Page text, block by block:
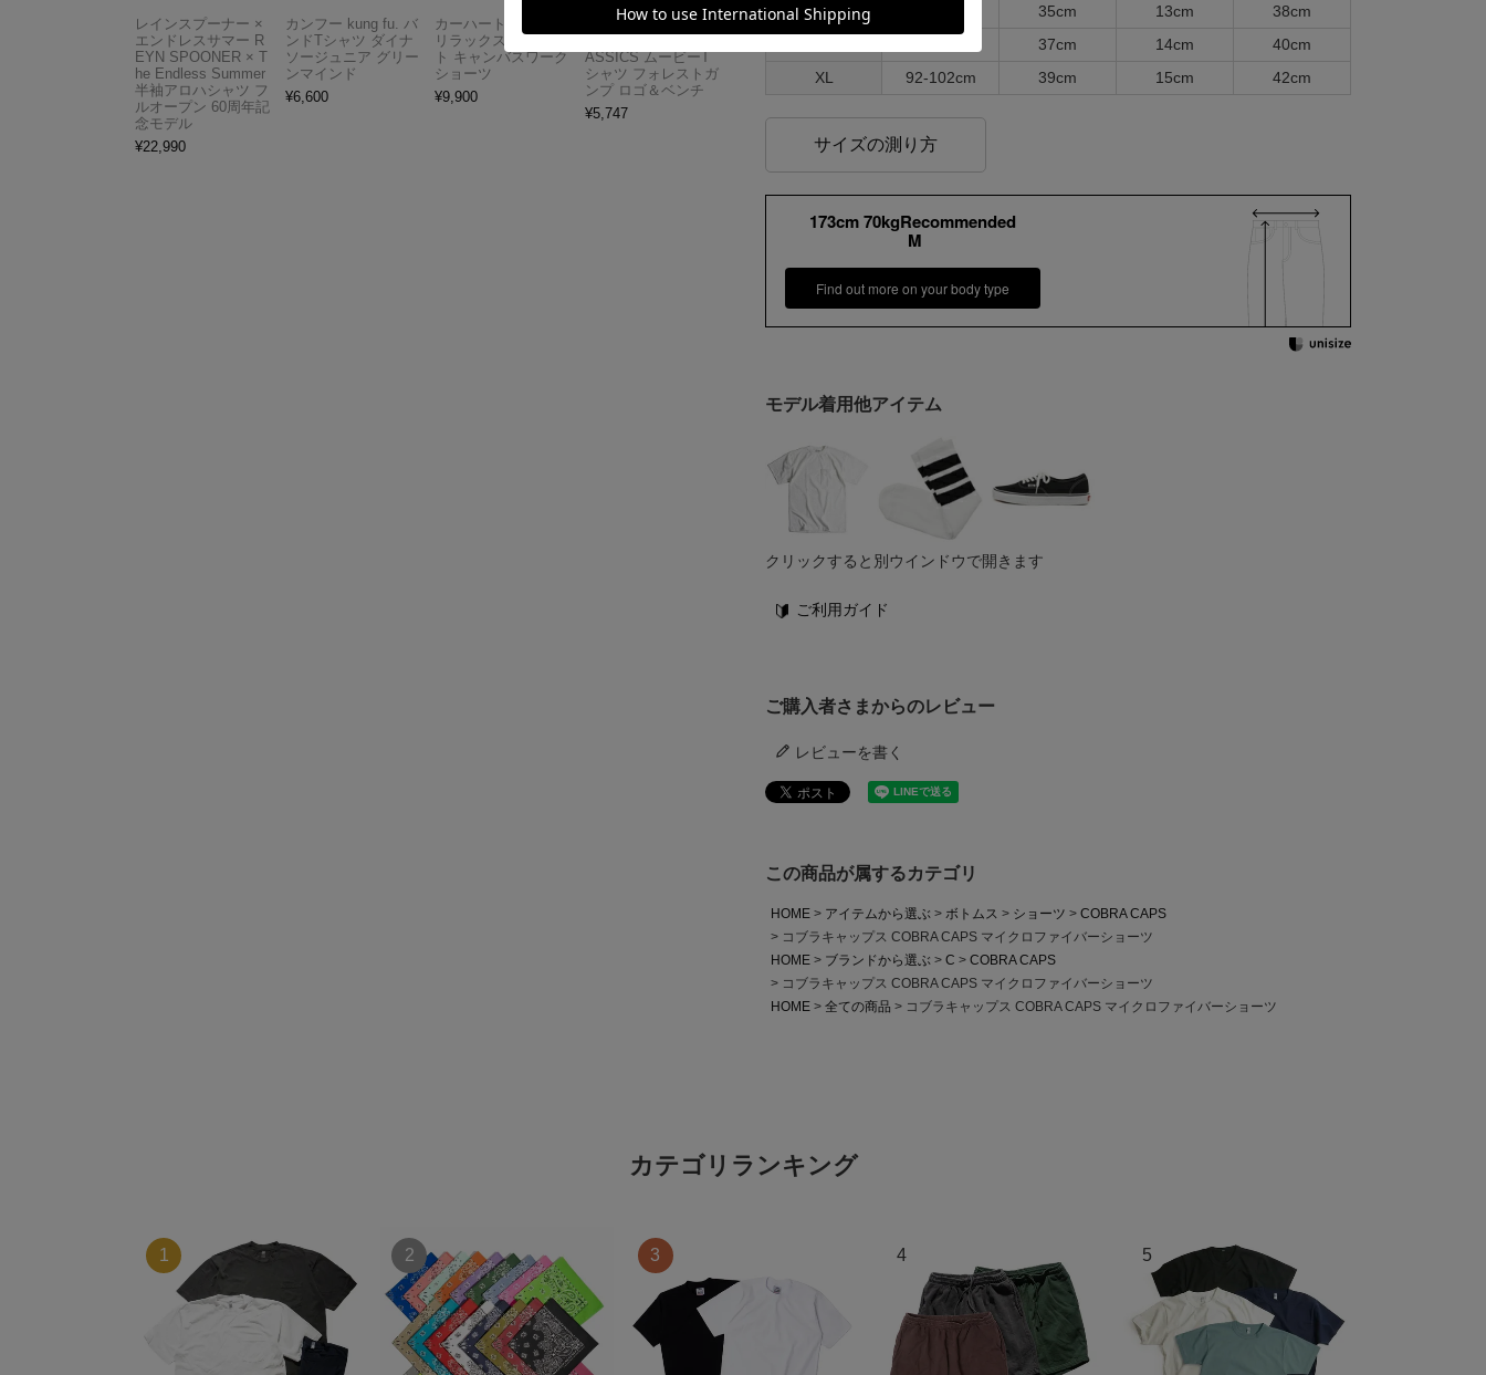
M
35cm 13cm
38cm
37cm 14cm
40cm
XL
92-102cm 39cm 15cm 42cm
サイズの測り方
173cm 70kgRecommended
M
Find out more on your body type
モデル着用他アイテム
クリックすると別ウインドウで開きます
ご利用ガイド
ご購入者さまからのレビュー
レビューを書く
この商品が属するカテゴリ
HOME アイテムから選ぶ ボトムス ショーツ
COBRA CAPS
コブラキャップス COBRA CAPS マイクロファイバーショーツ
HOME
ブランドから選ぶ C
COBRA CAPS
コブラキャップス COBRA CAPS マイクロファイバーショーツ
HOME
全ての商品 コブラキャップス COBRA CAPS マイクロファイバーショーツ
レインスプーナー ×
エンドレスサマー R
EYN SPOONER × T
he Endless Summer
半袖アロハシャツ フ
ルオープン 60周年記
念モデル
¥22,990
カンフー kung fu. バ
ンドTシャツ ダイナ
ソージュニア グリー
ンマインド
¥6,600
カーハート Carhartt
リラックスドフィッ
ト キャンバスワーク
ショーツ
¥9,900
アメリカンクラシッ
ASSICS ムービーT
シャツ フォレストガ
ンプ ロゴ＆ベンチ
¥5,747
カテゴリランキング